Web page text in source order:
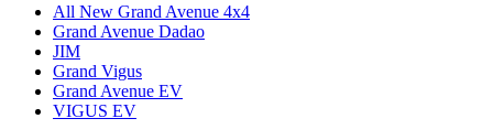
All New Grand Avenue 4x4
Grand Avenue Dadao
JIM
Grand Vigus
Grand Avenue EV
VIGUS EV